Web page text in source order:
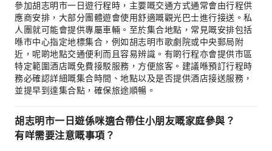
參加胡志明市一日遊行程時，主要嘅交通方式通常會由行程供
應商安排，大部分團體遊會使用舒適嘅觀光巴士進行接送。私
人團就可能會提供專屬車輛。至於集合地點，常見嘅安排包括
喺市中心指定地標集合，例如胡志明市歌劇院或中央郵局附
近，呢啲地點交通便利而且容易辨識。有啲行程亦會提供市區
特定範圍酒店嘅免費接駁服務，方便旅客。建議喺預訂行程時
務必確認詳細嘅集合時間、地點以及是否提供酒店接送服務，
並提早到達集合點，確保旅途順暢。
胡志明市一日遊係咪適合帶住小朋友嘅家庭參與？
有咩需要注意嘅事項？